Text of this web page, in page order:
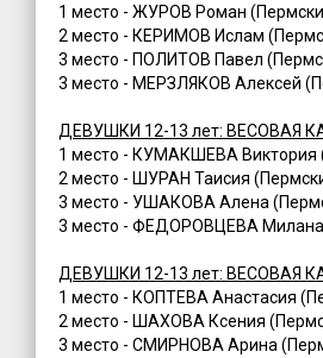
1 место - ЖУРОВ Роман
2 место - КЕРИМОВ Ислам
3 место - ПОЛИТОВ Павел
3 место - МЕРЗЛЯКОВ Алексей
ДЕВУШКИ 12-13 лет: ВЕСОВАЯ
1 место - КУМАКШЕВА Виктория
2 место - ШУРАН Таисия
3 место - УШАКОВА Алена
3 место - ФЕДОРОВЦЕВА Милана
ДЕВУШКИ 12-13 лет: ВЕСОВАЯ
1 место - КОПТЕВА Анастасия
2 место - ШАХОВА Ксения
3 место - СМИРНОВА Арина